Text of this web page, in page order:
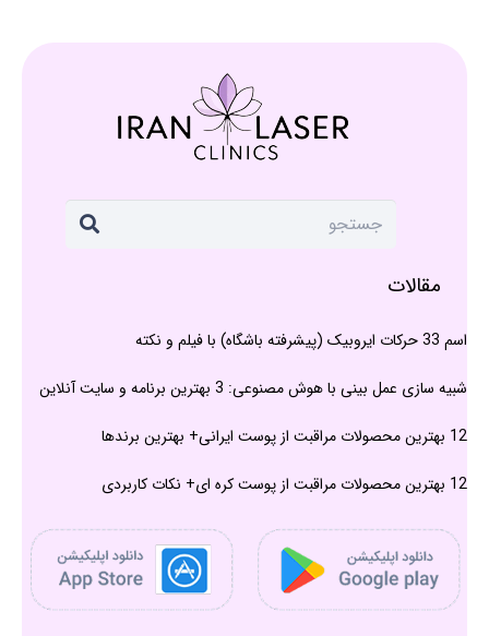
مقالات
اسم 33 حرکات ایروبیک (پیشرفته باشگاه) با فیلم و نکته
شبیه سازی عمل بینی با هوش مصنوعی: 3 بهترین برنامه و سایت آنلاین
12 بهترین محصولات مراقبت از پوست ایرانی+ بهترین برندها
12 بهترین محصولات مراقبت از پوست کره ای+ نکات کاربردی